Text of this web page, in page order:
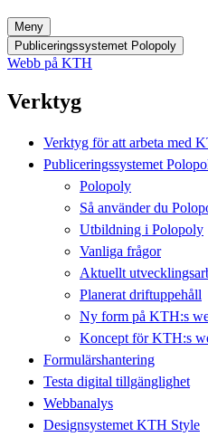
Meny
Publiceringssystemet Polopoly
Webb på KTH
Verktyg
Verktyg för att arbeta med
Publiceringssystemet
Polopoly
Så använder du
Utbildning i Polopoly
Vanliga frågor
Aktuellt
Planerat driftuppehåll
Ny form på KTH:s
Koncept för KTH:s
Formulärshantering
Testa digital tillgänglighet
Webbanalys
Designsystemet KTH Style